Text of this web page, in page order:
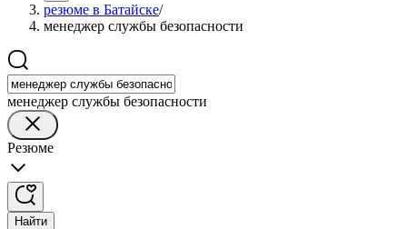
резюме в Батайске/
менеджер службы безопасности
менеджер службы безопасности
Резюме
Найти